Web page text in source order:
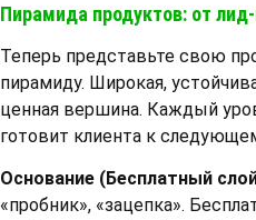
Пирамида продуктов: от
Теперь представьте свою
пирамиду. Широкая,
ценная вершина. Каждый
готовит клиента к
Основание (Бесплатный
«пробник», «зацепка».